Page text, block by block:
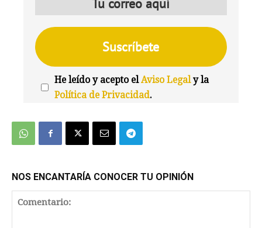
He leído y acepto elAviso Legaly la
Política de Privacidad.
NOS ENCANTARÍA CONOCER TU OPINIÓN